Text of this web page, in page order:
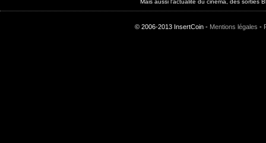
Mais aussi l'actualité du cinéma, des sorties
© 2006-2013 InsertCoin - Mentions légales -